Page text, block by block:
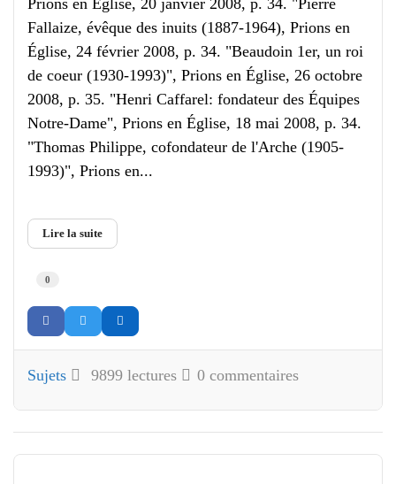
Prions en Église, 20 janvier 2008, p. 34. "Pierre
Fallaize, évêque des inuits (1887-1964), Prions en
Église, 24 février 2008, p. 34. "Beaudoin 1er, un roi
de coeur (1930-1993)", Prions en Église, 26 octobre
2008, p. 35. "Henri Caffarel: fondateur des Équipes
Notre-Dame", Prions en Église, 18 mai 2008, p. 34.
"Thomas Philippe, cofondateur de l'Arche (1905-
1993)", Prions en...
Lire la suite
0
Sujets 9899 lectures 0 commentaires